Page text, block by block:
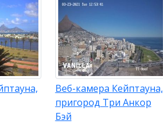
Веб-камера Кейптауна,
пригород Три Анкор
Бэй